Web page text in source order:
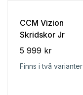
CCM Vizion
Skridskor Jr
5 999 kr
Finns i två varianter